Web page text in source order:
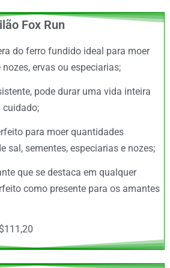
Fox Run
do ferro fundido ideal para moer
ervas ou especiarias;
pode durar uma vida inteira
cuidado;
para moer quantidades
sal, sementes, especiarias e nozes;
que se destaca em qualquer
como presente para os amantes